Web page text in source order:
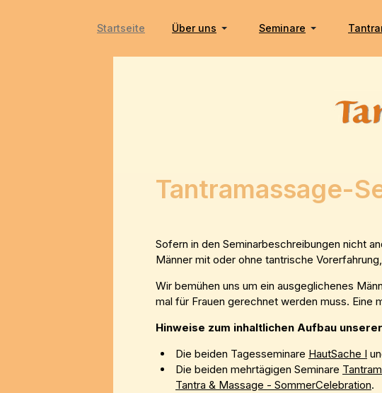
Startseite Über uns Seminare
Tantramassage-
Sofern in den Seminarbeschreibungen nicht
Männer mit oder ohne tantrische
Wir bemühen uns um ein ausgeglichenes
mal für Frauen gerechnet werden muss.
Hinweise zum inhaltlichen Aufbau
Die beiden Tagesseminare HautSache I
Die beiden mehrtägigen Seminare
Tantra & Massage - SommerCelebration.